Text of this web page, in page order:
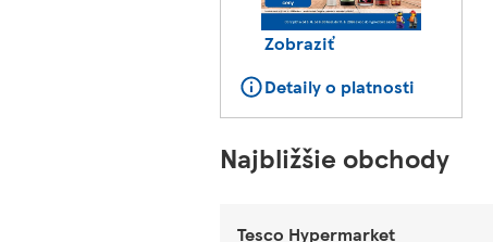
Zobraziť
Detaily o platnosti
Najbližšie obchody
Tesco Hypermarket